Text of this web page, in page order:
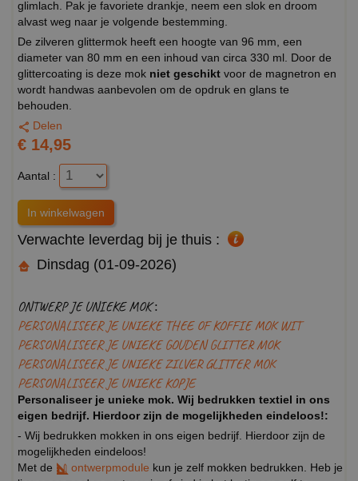
glimlach. Pak je favoriete drankje, neem een slok en droom
alvast weg naar je volgende bestemming.
De zilveren glittermok heeft een hoogte van 96 mm, een
diameter van 80 mm en een inhoud van circa 330 ml. Door de
glittercoating is deze mok niet geschikt voor de magnetron en
wordt handwas aanbevolen om de opdruk en glans te
behouden.
Delen
€ 14,95
Aantal :
Verwachte leverdag bij je thuis :
Dinsdag (01-09-2026)
ONTWERP JE UNIEKE MOK :
PERSONALISEER JE UNIEKE THEE OF KOFFIE MOK WIT
PERSONALISEER JE UNIEKE GOUDEN GLITTER MOK
PERSONALISEER JE UNIEKE ZILVER GLITTER MOK
PERSONALISEER JE UNIEKE KOPJE
Personaliseer je unieke mok. Wij bedrukken textiel in ons
eigen bedrijf. Hierdoor zijn de mogelijkheden eindeloos!:
- Wij bedrukken mokken in ons eigen bedrijf. Hierdoor zijn de
mogelijkheden eindeloos!
Met de
ontwerpmodule kun je zelf mokken bedrukken. Heb je